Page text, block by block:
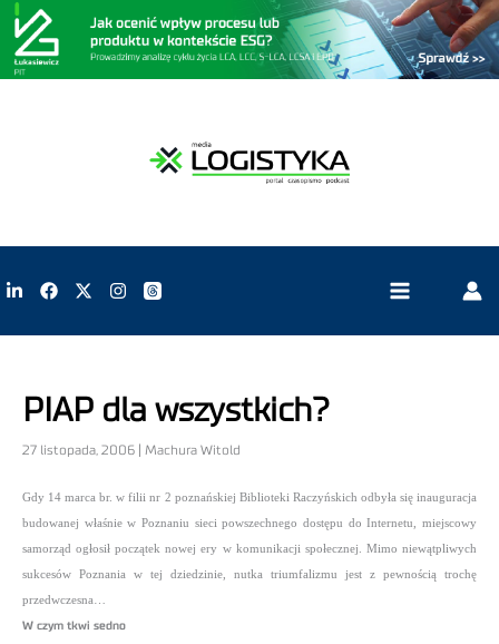
PIAP dla wszystkich?
27 listopada, 2006 | Machura Witold
Gdy 14 marca br. w filii nr 2 poznańskiej Biblioteki Raczyńskich odbyła się inauguracja
budowanej właśnie w Poznaniu sieci powszechnego dostępu do Internetu, miejscowy
samorząd ogłosił początek nowej ery w komunikacji społecznej. Mimo niewątpliwych
sukcesów Poznania w tej dziedzinie, nutka triumfalizmu jest z pewnością trochę
przedwczesna…
W czym tkwi sedno